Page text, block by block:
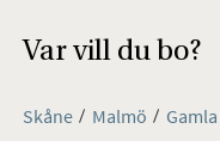
Var vill du bo?
Skåne Malmö